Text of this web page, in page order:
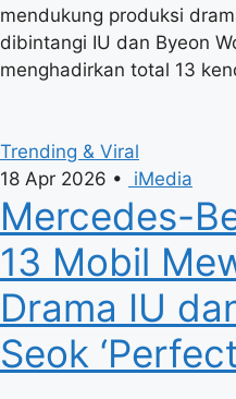
mendukung produksi
dibintangi IU dan Byeon
menghadirkan total 13
Trending & Viral
18 Apr 2026 • iMedia
Mercedes-
13 Mobil
Drama IU
Seok